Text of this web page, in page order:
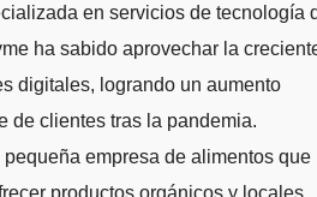
en servicios de tecnología
ha sabido aprovechar la
digitales, logrando un aumento
de clientes tras la pandemia.
pequeña empresa de alimentos que
productos orgánicos y locales.